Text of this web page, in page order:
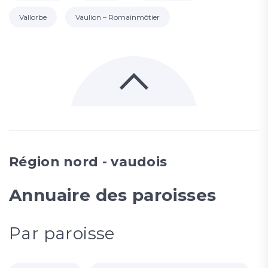
Vallorbe Vaulion – Romainmôtier
Région nord - vaudois
Annuaire des paroisses
Par paroisse